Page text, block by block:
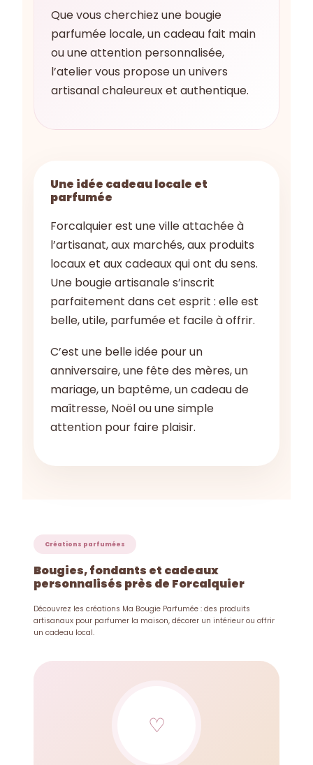
Que vous cherchiez une bougie
parfumée locale, un cadeau fait main
ou une attention personnalisée,
l’atelier vous propose un univers
artisanal chaleureux et authentique.
Une idée cadeau locale et
parfumée
Forcalquier est une ville attachée à
l’artisanat, aux marchés, aux produits
locaux et aux cadeaux qui ont du sens.
Une bougie artisanale s’inscrit
parfaitement dans cet esprit : elle est
belle, utile, parfumée et facile à offrir.
C’est une belle idée pour un
anniversaire, une fête des mères, un
mariage, un baptême, un cadeau de
maîtresse, Noël ou une simple
attention pour faire plaisir.
Créations parfumées
Bougies, fondants et cadeaux
personnalisés près de Forcalquier
Découvrez les créations Ma Bougie Parfumée : des produits
artisanaux pour parfumer la maison, décorer un intérieur ou offrir
un cadeau local.
♡